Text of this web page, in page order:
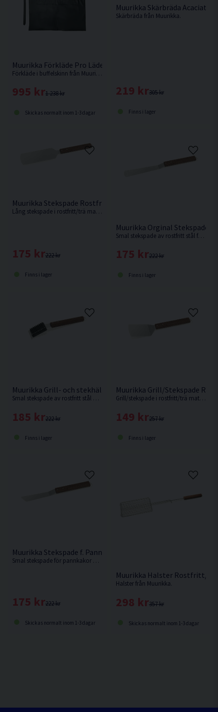
Muurikka Förkläde Pro Läder 93x64cm
Förkläde i buffelskinn från Muurikka.
1 238 kr
995 kr
Skickas normalt inom 1-3 dagar
Muurikka Skärbräda Acaciaträ
Skärbräda från Muurikka.
305 kr
219 kr
Finns i lager
Muurikka Stekspade Rostfritt/Trä 44cm
Lång stekspade i rostfritt/trä material på 44cm från Muurikka.
222 kr
175 kr
Finns i lager
Muurikka Orginal Stekspade
Smal stekspade av rostfritt stål från Muurikka.
222 kr
175 kr
Finns i lager
Muurikka Grill- och stekhällsborste Rostfritt/ask 32cm
Smal stekspade av rostfritt stål med ett D-format ergonomiskt handtag av FSC-cerifierat rökt ask.
222 kr
185 kr
Finns i lager
Muurikka Grill/Stekspade
Grill/stekspade i rostfritt/trä material på 34cm från Muurikka.
257 kr
149 kr
Finns i lager
Muurikka Stekspade f. Pannkakor och Blinier Rostfritt/ask
Smal stekspade för pannkakor och blinier av rostfritt stål från Muurikka.
222 kr
175 kr
Skickas normalt inom 1-3 dagar
Muurikka Halster Rostfritt/
Halster från Muurikka.
357 kr
298 kr
Skickas normalt inom 1-3 dagar